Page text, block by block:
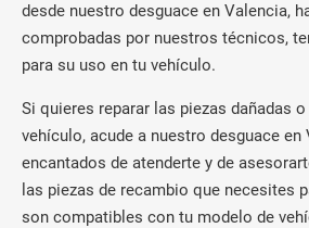
desde nuestro desguace en Valencia,
comprobadas por nuestros técnicos,
para su uso en tu vehículo.
Si quieres reparar las piezas dañadas
vehículo, acude a nuestro desguace
encantados de atenderte y de
las piezas de recambio que necesites
son compatibles con tu modelo de